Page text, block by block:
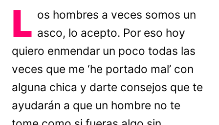
L os hombres a veces somos un
asco, lo acepto. Por eso hoy
quiero enmendar un poco todas las
veces que me ‘he portado mal’ con
alguna chica y darte consejos que te
ayudarán a que un hombre no te